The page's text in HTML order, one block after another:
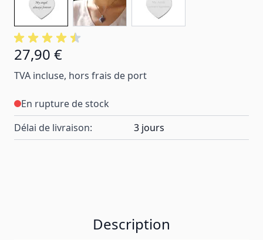
27,90 €
TVA incluse, hors frais de port
En rupture de stock
Délai de livraison:
3 jours
Description